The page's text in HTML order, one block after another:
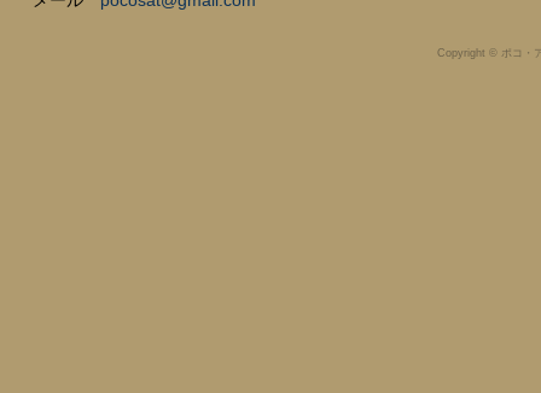
Copyright © ポコ・